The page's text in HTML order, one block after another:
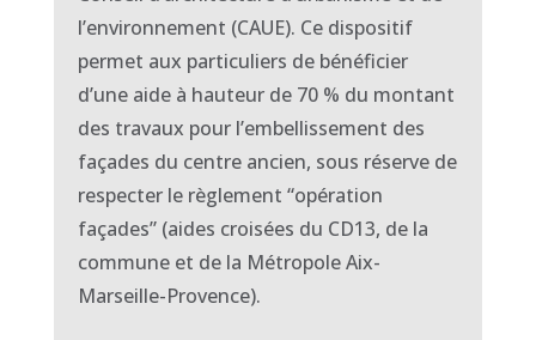
l’environnement (CAUE). Ce dispositif
permet aux particuliers de bénéficier
d’une aide à hauteur de 70 % du montant
des travaux pour l’embellissement des
façades du centre ancien, sous réserve de
respecter le règlement “opération
façades” (aides croisées du CD13, de la
commune et de la Métropole Aix-
Marseille-Provence).